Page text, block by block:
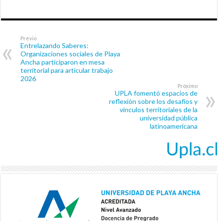
Previo
Entrelazando Saberes:
Organizaciones sociales de Playa
Ancha participaron en mesa
territorial para articular trabajo
2026
Próximo
UPLA fomentó espacios de
reflexión sobre los desafíos y
vínculos territoriales de la
universidad pública
latinoamericana